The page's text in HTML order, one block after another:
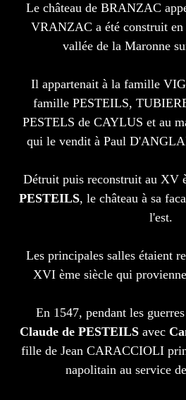
Le château de BRANZAC
VRANZAC a été construit en
vallée de la Maronne
Il appartenait à la famille
famille PESTEILS,
PESTELS de CAYLUS et au
qui le vendit à Paul
Détruit puis reconstruit au XV
PESTEILS, le château à sa
l'est.
Les principales salles étaient
XVI ème siècle qui
En 1547, pendant les
Claude de PESTEILS avec
fille de Jean CARACCIOLI
napolitain au service